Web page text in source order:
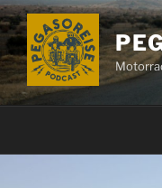
Zum
Inhalt
springen